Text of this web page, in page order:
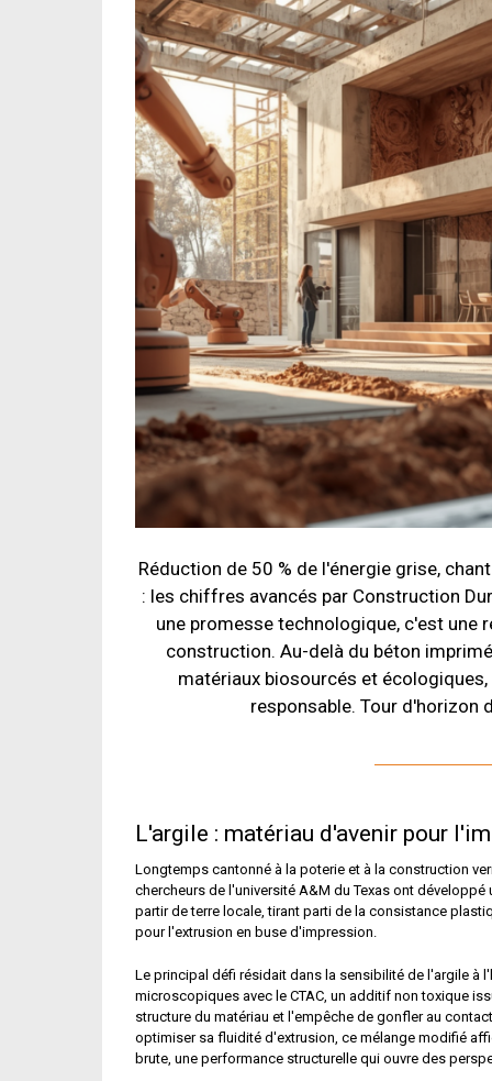
Réduction de 50 % de l'énergie grise,
: les chiffres avancés par Construction
une promesse technologique, c'est une
construction. Au-delà du béton
matériaux biosourcés et
responsable. Tour d'horizon
L'argile : matériau d'avenir pour
Longtemps cantonné à la poterie et à la construction
chercheurs de l'université A&M du Texas ont
partir de terre locale, tirant parti de la consistance
pour l'extrusion en buse d'impression.
Le principal défi résidait dans la sensibilité de l'argile à
microscopiques avec le CTAC, un additif non toxique
structure du matériau et l'empêche de gonfler au
optimiser sa fluidité d'extrusion, ce mélange modifié
brute, une performance structurelle qui ouvre des